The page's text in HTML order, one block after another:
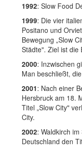
1992: Slow Food
1999: Die vier
Positano und
Bewegung „Slow
Städte". Ziel ist die
2000: Inzwischen
Man beschließt,
2001: Nach einer
Hersbruck am 18.
Titel „Slow City"
City.
2002: Waldkirch
Deutschland den